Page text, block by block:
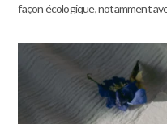
façon écologique, notamment